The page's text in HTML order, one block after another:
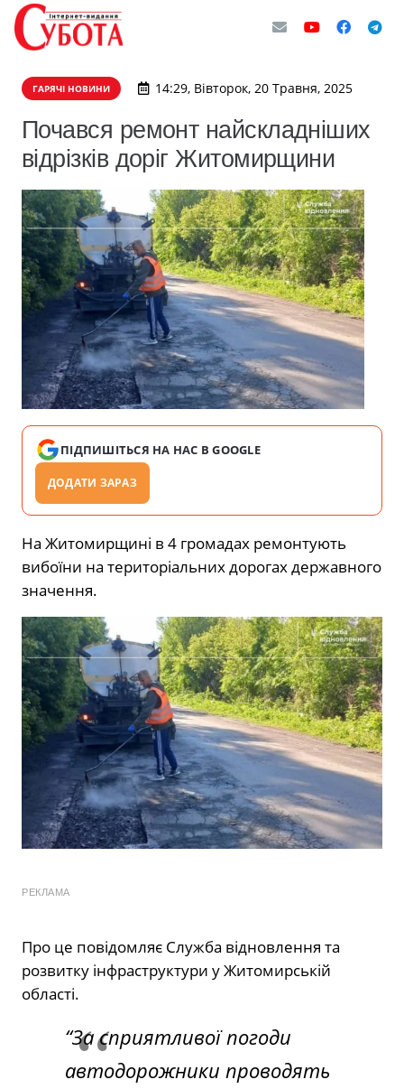
ГАРЯЧІ НОВИНИ 14:29, Вівторок, 20 Травня, 2025
Почався ремонт найскладніших
відрізків доріг Житомирщини
ПІДПИШІТЬСЯ НА НАС В GOOGLE
ДОДАТИ ЗАРАЗ
На Житомирщині в 4 громадах ремонтують
вибоїни на територіальних дорогах державного
значення.
РЕКЛАМА
Про це повідомляє Служба відновлення та
розвитку інфраструктури у Житомирській
області.
“За сприятливої погоди
автодорожники проводять